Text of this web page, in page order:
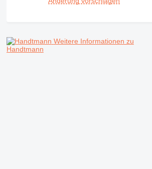
Weitere Informationen zu
Handtmann